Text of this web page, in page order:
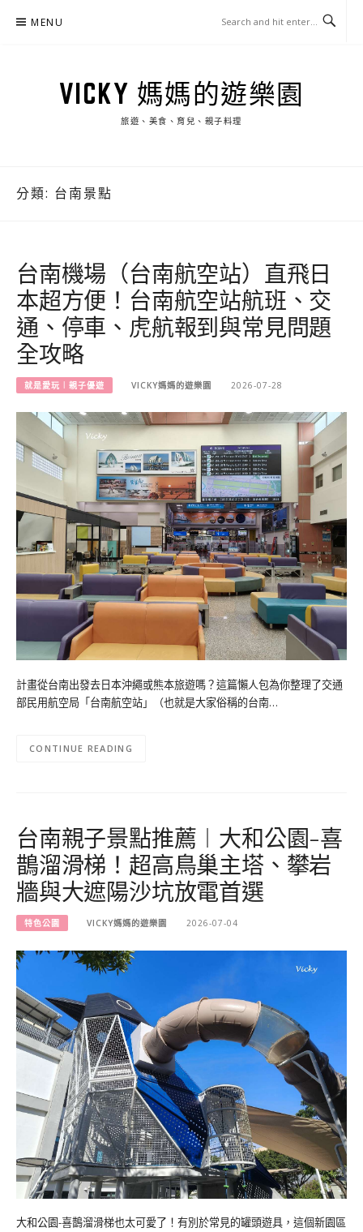
MENU
VICKY 媽媽的遊樂園
旅遊、美食、育兒、親子料理
分類: 台南景點
台南機場（台南航空站）直飛日
本超方便！台南航空站航班、交
通、停車、虎航報到與常見問題
全攻略
就是愛玩︱親子優遊 VICKY媽媽的遊樂園 2026-07-28
計畫從台南出發去日本沖繩或熊本旅遊嗎？這篇懶人包為你整理了交通
部民用航空局「台南航空站」（也就是大家俗稱的台南…
CONTINUE READING
台南親子景點推薦︱大和公園-喜
鵲溜滑梯！超高鳥巢主塔、攀岩
牆與大遮陽沙坑放電首選
特色公園 VICKY媽媽的遊樂園 2026-07-04
大和公園-喜鵲溜滑梯也太可愛了！有別於常見的罐頭遊具，這個新園區